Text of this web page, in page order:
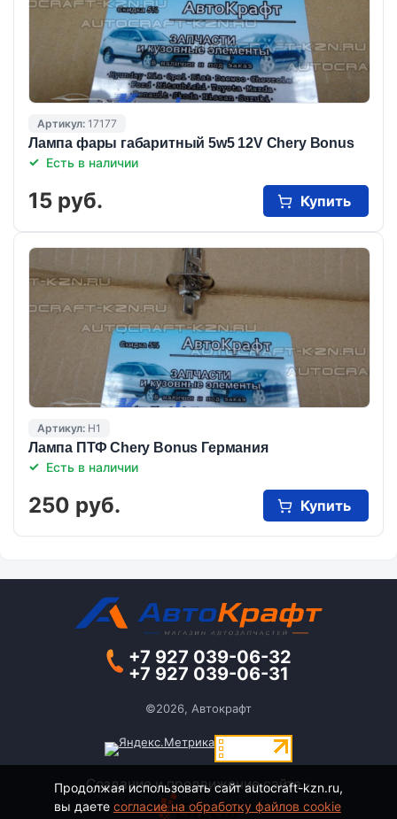
Артикул: 17177
Лампа фары габаритный 5w5 12V Chery Bonus
Есть в наличии
15 руб. Купить
Артикул: H1
Лампа ПТФ Chery Bonus Германия
Есть в наличии
250 руб. Купить
+7 927 039-06-32
+7 927 039-06-31
©2026, Автокрафт
Создание и продвижение сайта -
Продолжая использовать сайт autocraft-kzn.ru,
вы даете согласие на обработку файлов cookie